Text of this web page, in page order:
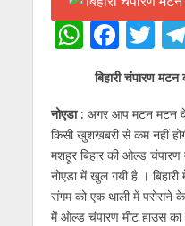
W
h
at
s
A
p
p
F
ac
e
b
o
o
k
T
w
itt
er
बिहारी चंपारण मटन
नोएडा : अगर आप मटन मटन
किसी खुशखबरी से कम नहीं
मशहूर बिहार की ओल्ड
नोएडा में खुल गयी है ।
संगम को एक थाली में परोसने
में ओल्ड चंपारण मीट हाउस का